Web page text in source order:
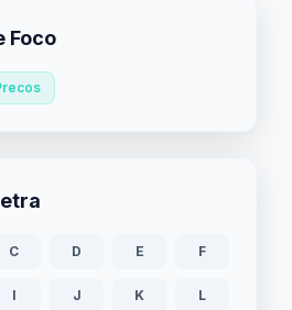
Foco
C D E F
I J K L